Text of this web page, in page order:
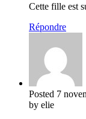
Cette fille est
Répondre
Posted 7
by elie